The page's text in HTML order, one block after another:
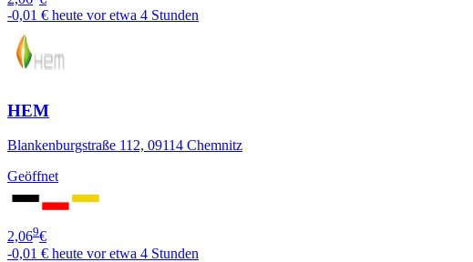
-0,01 € heute vor etwa 4 Stunden
HEM
Blankenburgstraße 112, 09114 Chemnitz
Geöffnet
2,069€
-0,01 € heute vor etwa 4 Stunden